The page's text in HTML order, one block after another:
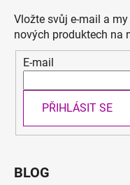
Vložte svůj e-mail a
nových produktech na
E-mail
PŘIHLÁSIT SE
BLOG